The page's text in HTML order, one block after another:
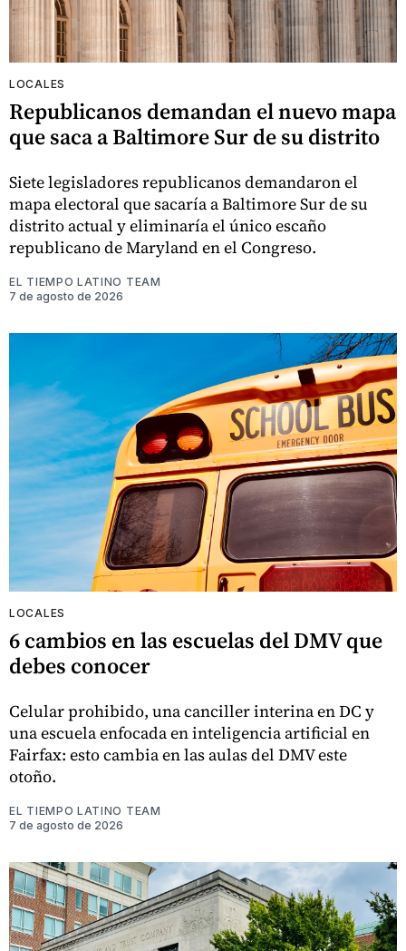
LOCALES
Republicanos demandan el nuevo mapa
que saca a Baltimore Sur de su distrito
Siete legisladores republicanos demandaron el
mapa electoral que sacaría a Baltimore Sur de su
distrito actual y eliminaría el único escaño
republicano de Maryland en el Congreso.
EL TIEMPO LATINO TEAM
7 de agosto de 2026
LOCALES
6 cambios en las escuelas del DMV que
debes conocer
Celular prohibido, una canciller interina en DC y
una escuela enfocada en inteligencia artificial en
Fairfax: esto cambia en las aulas del DMV este
otoño.
EL TIEMPO LATINO TEAM
7 de agosto de 2026